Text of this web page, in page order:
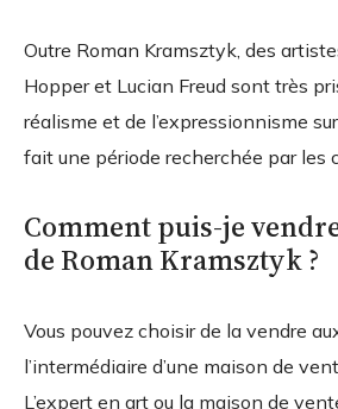
Outre Roman Kramsztyk, des
Hopper et Lucian Freud sont très
réalisme et de l’expressionnisme
fait une période recherchée par les
Comment puis-je
de Roman Kramsztyk ?
Vous pouvez choisir de la vendre
l’intermédiaire d’une maison de
L’expert en art ou la maison de